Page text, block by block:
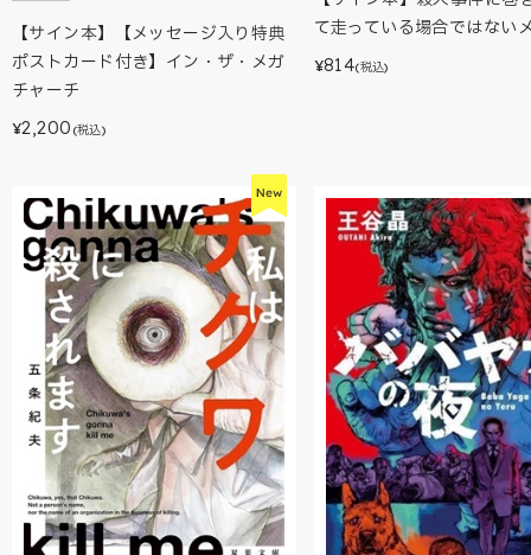
【サイン本】【メッセージ入り特典
ポストカード付き】イン・ザ・メガ
チャーチ
¥2,200 (税込)
て走っている場合ではない
¥814(税込)